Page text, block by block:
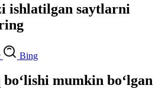
ishlatilgan saytlarni
Bing
mumkin bo‘lgan